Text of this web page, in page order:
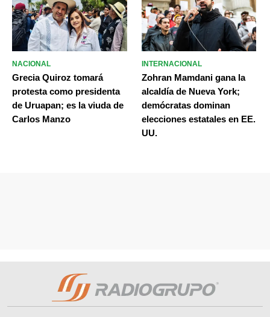
NACIONAL
Grecia Quiroz tomará
protesta como presidenta
de Uruapan; es la viuda de
Carlos Manzo
INTERNACIONAL
Zohran Mamdani gana la
alcaldía de Nueva York;
demócratas dominan
elecciones estatales en EE.
UU.